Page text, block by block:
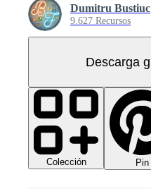
Dumitru Bustiuc
9.627 Recursos
Descarga
Colección Pin